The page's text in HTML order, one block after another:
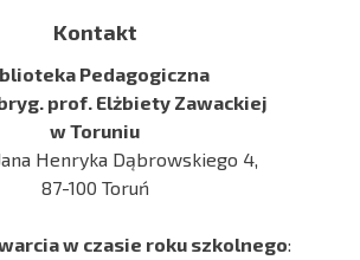
Kontakt
Pedagogiczna
prof. Elżbiety Zawackiej
w Toruniu
Henryka Dąbrowskiego 4,
87-100 Toruń
w czasie roku szkolnego: